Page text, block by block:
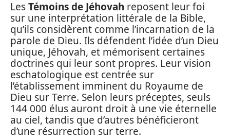
LesTémoins de Jéhovah reposent leur foi
sur une interprétation littérale de la Bible,
qu’ils considèrent comme l’incarnation de la
parole de Dieu. Ils défendent l’idée d’un Dieu
unique, Jéhovah, et mémorisent certaines
doctrines qui leur sont propres. Leur vision
eschatologique est centrée sur
l’établissement imminent du Royaume de
Dieu sur Terre. Selon leurs préceptes, seuls
144 000 élus auront droit à une vie éternelle
au ciel, tandis que d’autres bénéficieront
d’une résurrection sur terre.